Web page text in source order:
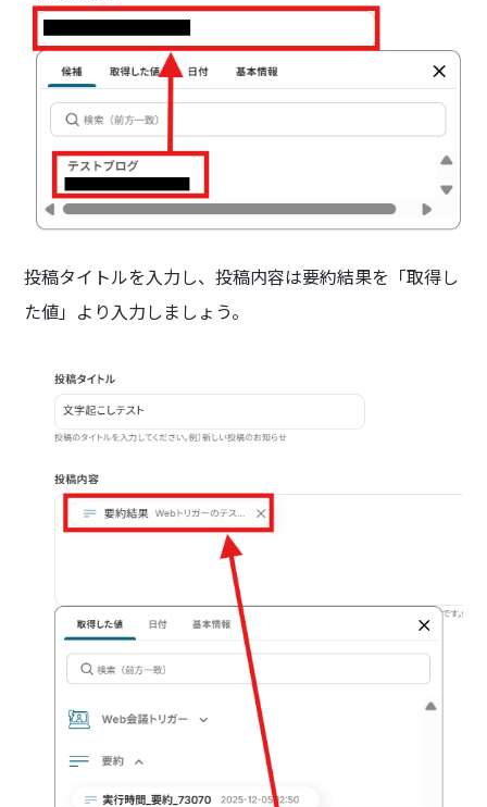
投稿タイトルを入力し、投稿内容は要約結果を「取得し
た値」より入力しましょう。